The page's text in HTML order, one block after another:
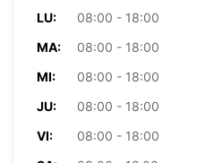
LU:
08:00 - 18:00
MA:
08:00 - 18:00
MI:
08:00 - 18:00
JU:
08:00 - 18:00
VI:
08:00 - 18:00